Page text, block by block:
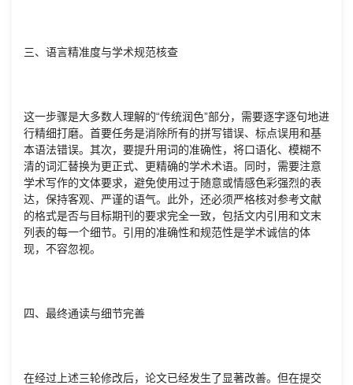
三、语言精准度与学术规范核查
这一步骤是大多数人理解的“传统润色”部分，需要逐字逐句地进
行精细打磨。首要任务是消除所有的拼写错误、标点误用和基
本语法错误。其次，要提升用词的准确性，将口语化、模糊不
清的词汇替换为更正式、更精确的学术术语。同时，需要注意
学术写作的文体要求，避免使用过于随意或情感色彩强烈的表
达，保持客观、严谨的语气。此外，还必须严格核对参考文献
的格式是否与目标期刊的要求完全一致，包括文内引用和文末
列表的每一个细节。引用的准确性和规范性是学术诚信的体
现，不容忽视。
四、最终通读与细节完善
在经过上述三轮修改后，论文已经发生了显著改善。但在提交